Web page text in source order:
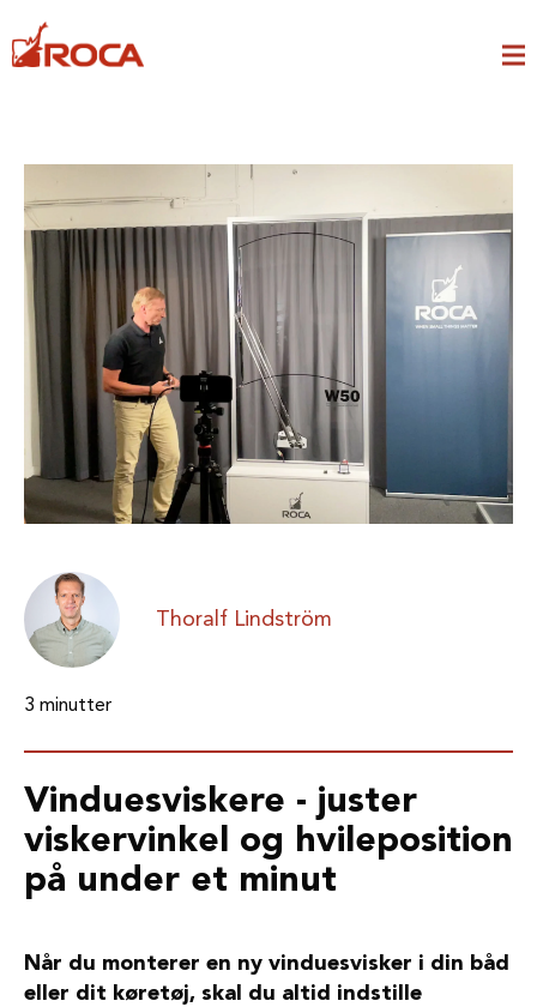
Thoralf Lindström
3 minutter
Vinduesviskere - juster
viskervinkel og hvileposition
på under et minut
Når du monterer en ny vinduesvisker i din båd
eller dit køretøj, skal du altid indstille